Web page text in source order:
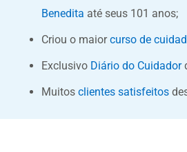
Benedita até seus 101 anos;
Criou o maiorcurso de
Exclusivo Diário do Cuidador
Muitos clientes satisfeitos